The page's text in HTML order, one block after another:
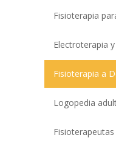
Fisioterapia
Electroterapia
Fisioterapia a
Logopedia